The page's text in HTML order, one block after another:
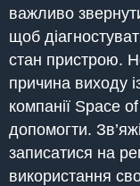
важливо
щоб
стан пристрою.
причина виходу
компанії Space
допомогти.
записатися на
використання